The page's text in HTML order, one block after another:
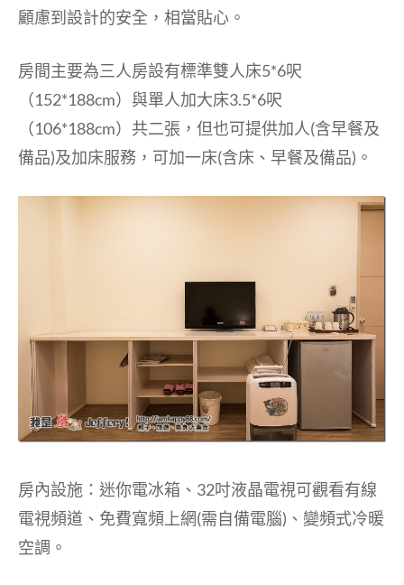
顧慮到設計的安全，相當貼心。
房間主要為三人房設有標準雙人床5*6呎
（152*188cm）與單人加大床3.5*6呎
（106*188cm）共二張，但也可提供加人(含早餐及
備品)及加床服務，可加一床(含床、早餐及備品)。
房內設施：迷你電冰箱、32吋液晶電視可觀看有線
電視頻道、免費寬頻上網(需自備電腦)、變頻式冷暖
空調。